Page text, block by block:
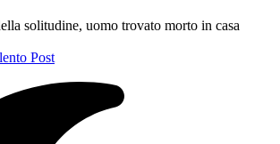
solitudine, uomo trovato morto in casa